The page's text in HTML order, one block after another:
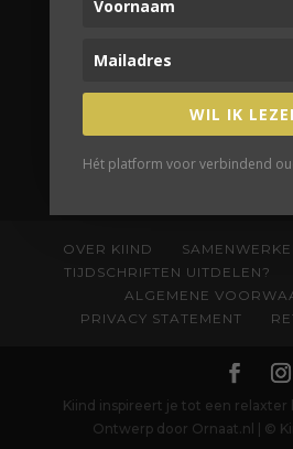
OVER KIIND
TIJDSCHRIFTEN UITDELEN?
ALGEMENE
PRIVACY STATEMENT
Kiind inspireert je tot een relaxter
Ontwerp door Ornaat.nl | ©
WIL IK
Hét platform voor verbindend